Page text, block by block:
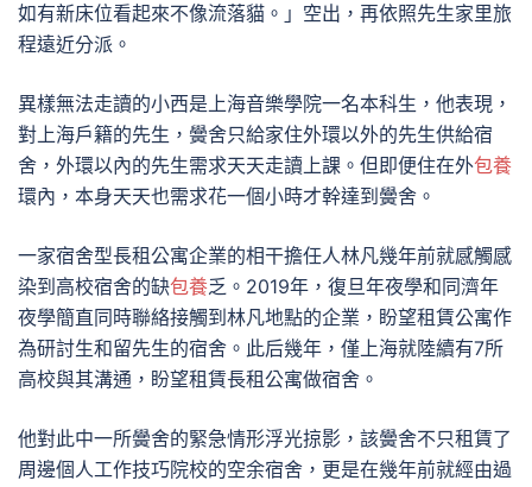
如有新床位看起來不像流落貓。」空出，再依照先生家里旅
程遠近分派。
異樣無法走讀的小西是上海音樂學院一名本科生，他表現，
對上海戶籍的先生，黌舍只給家住外環以外的先生供給宿
舍，外環以內的先生需求天天走讀上課。但即便住在外包養
環內，本身天天也需求花一個小時才幹達到黌舍。
一家宿舍型長租公寓企業的相干擔任人林凡幾年前就感觸感
染到高校宿舍的缺包養乏。2019年，復旦年夜學和同濟年
夜學簡直同時聯絡接觸到林凡地點的企業，盼望租賃公寓作
為研討生和留先生的宿舍。此后幾年，僅上海就陸續有7所
高校與其溝通，盼望租賃長租公寓做宿舍。
他對此中一所黌舍的緊急情形浮光掠影，該黌舍不只租賃了
周邊個人工作技巧院校的空余宿舍，更是在幾年前就經由過